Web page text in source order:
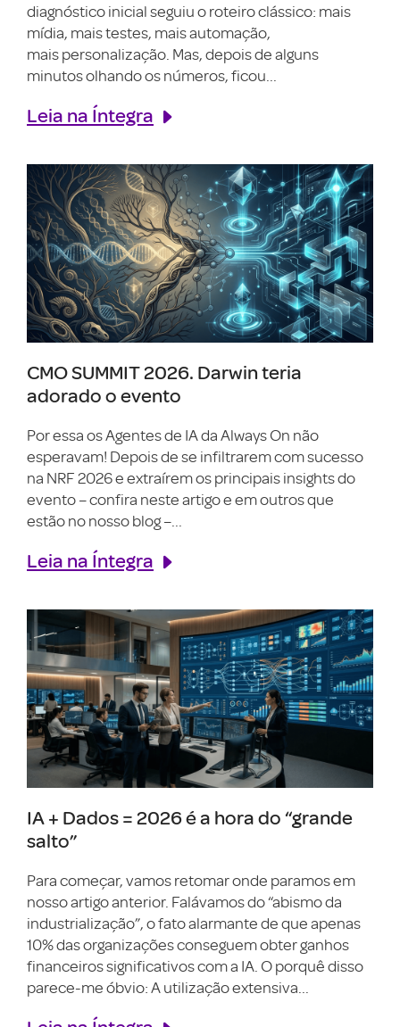
diagnóstico inicial seguiu o roteiro clássico: mais
mídia, mais testes, mais automação,
mais personalização. Mas, depois de alguns
minutos olhando os números, ficou...
Leia na Íntegra
CMO SUMMIT 2026. Darwin teria
adorado o evento
Por essa os Agentes de IA da Always On não
esperavam! Depois de se infiltrarem com sucesso
na NRF 2026 e extraírem os principais insights do
evento – confira neste artigo e em outros que
estão no nosso blog –...
Leia na Íntegra
IA + Dados = 2026 é a hora do “grande
salto”
Para começar, vamos retomar onde paramos em
nosso artigo anterior. Falávamos do “abismo da
industrialização”, o fato alarmante de que apenas
10% das organizações conseguem obter ganhos
financeiros significativos com a IA. O porquê disso
parece-me óbvio: A utilização extensiva...